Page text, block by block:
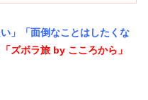
」「面倒なことはしたくな
「ズボラ旅 by こころから」